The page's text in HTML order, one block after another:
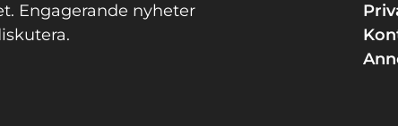
Engagerande nyheter